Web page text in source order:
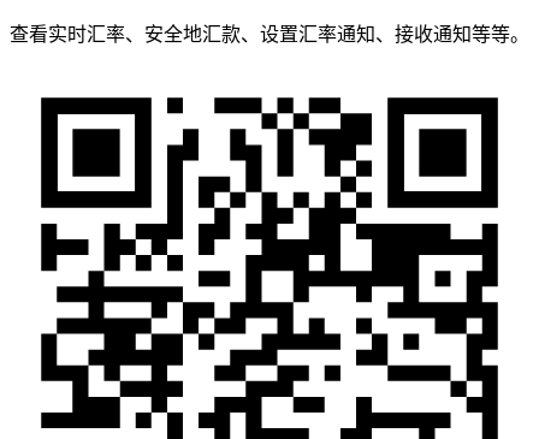
查看实时汇率、安全地汇款、设置汇率通知、接收通知等等。